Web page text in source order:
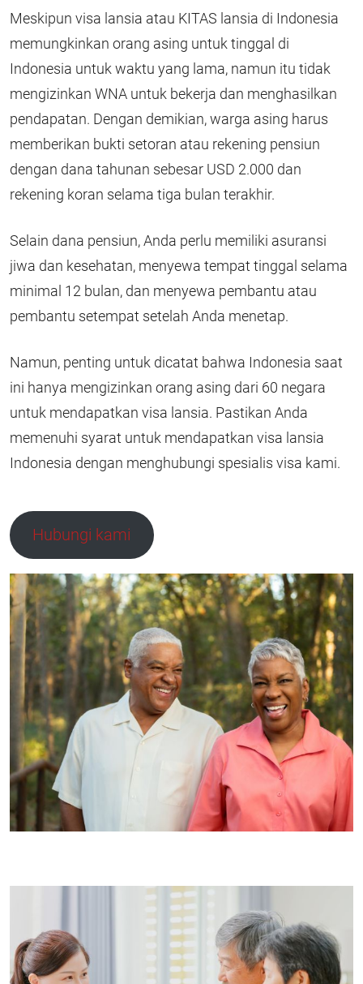
Meskipun visa lansia atau KITAS lansia di Indonesia
memungkinkan orang asing untuk tinggal di
Indonesia untuk waktu yang lama, namun itu tidak
mengizinkan WNA untuk bekerja dan menghasilkan
pendapatan. Dengan demikian, warga asing harus
memberikan bukti setoran atau rekening pensiun
dengan dana tahunan sebesar USD 2.000 dan
rekening koran selama tiga bulan terakhir.
Selain dana pensiun, Anda perlu memiliki asuransi
jiwa dan kesehatan, menyewa tempat tinggal selama
minimal 12 bulan, dan menyewa pembantu atau
pembantu setempat setelah Anda menetap.
Namun, penting untuk dicatat bahwa Indonesia saat
ini hanya mengizinkan orang asing dari 60 negara
untuk mendapatkan visa lansia. Pastikan Anda
memenuhi syarat untuk mendapatkan visa lansia
Indonesia dengan menghubungi spesialis visa kami.
Hubungi kami